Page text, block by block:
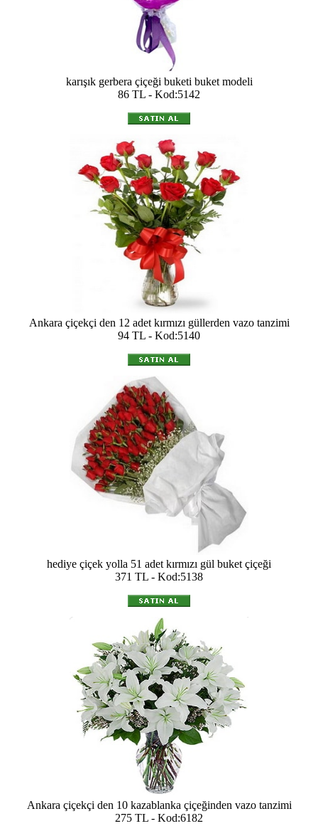
karışık gerbera çiçeği buketi buket modeli
86 TL - Kod:5142
Ankara çiçekçi den 12 adet kırmızı güllerden vazo tanzimi
94 TL - Kod:5140
hediye çiçek yolla 51 adet kırmızı gül buket çiçeği
371 TL - Kod:5138
Ankara çiçekçi den 10 kazablanka çiçeğinden vazo tanzimi
275 TL - Kod:6182